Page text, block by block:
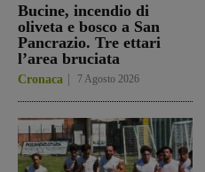
Bucine, incendio di
oliveta e bosco a San
Pancrazio. Tre ettari
l’area bruciata
Cronaca 7 Agosto 2026